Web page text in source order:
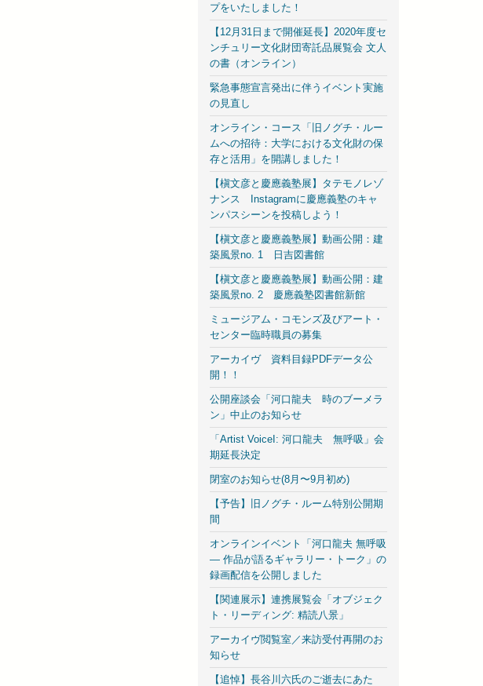
プをいたしました！
【12月31日まで開催延長】2020年度セ
ンチュリー文化財団寄託品展覧会 文人
の書（オンライン）
緊急事態宣言発出に伴うイベント実施
の見直し
オンライン・コース「旧ノグチ・ルー
ムへの招待：大学における文化財の保
存と活用」を開講しました！
【槇文彦と慶應義塾展】タテモノレゾ
ナンス Instagramに慶應義塾のキャ
ンパスシーンを投稿しよう！
【槇文彦と慶應義塾展】動画公開：建
築風景no. 1 日吉図書館
【槇文彦と慶應義塾展】動画公開：建
築風景no. 2 慶應義塾図書館新館
ミュージアム・コモンズ及びアート・
センター臨時職員の募集
アーカイヴ 資料目録PDFデータ公
開！！
公開座談会「河口龍夫 時のブーメラ
ン」中止のお知らせ
「Artist VoiceI: 河口龍夫 無呼吸」会
期延長決定
閉室のお知らせ(8月〜9月初め)
【予告】旧ノグチ・ルーム特別公開期
間
オンラインイベント「河口龍夫 無呼吸
— 作品が語るギャラリー・トーク」の
録画配信を公開しました
【関連展示】連携展覧会「オブジェク
ト・リーディング: 精読八景」
アーカイヴ閲覧室／来訪受付再開のお
知らせ
【追悼】長谷川六氏のご逝去にあた